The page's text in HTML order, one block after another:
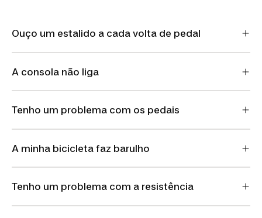
Ouço um estalido a cada volta de pedal
A consola não liga
Tenho um problema com os pedais
A minha bicicleta faz barulho
Tenho um problema com a resistência